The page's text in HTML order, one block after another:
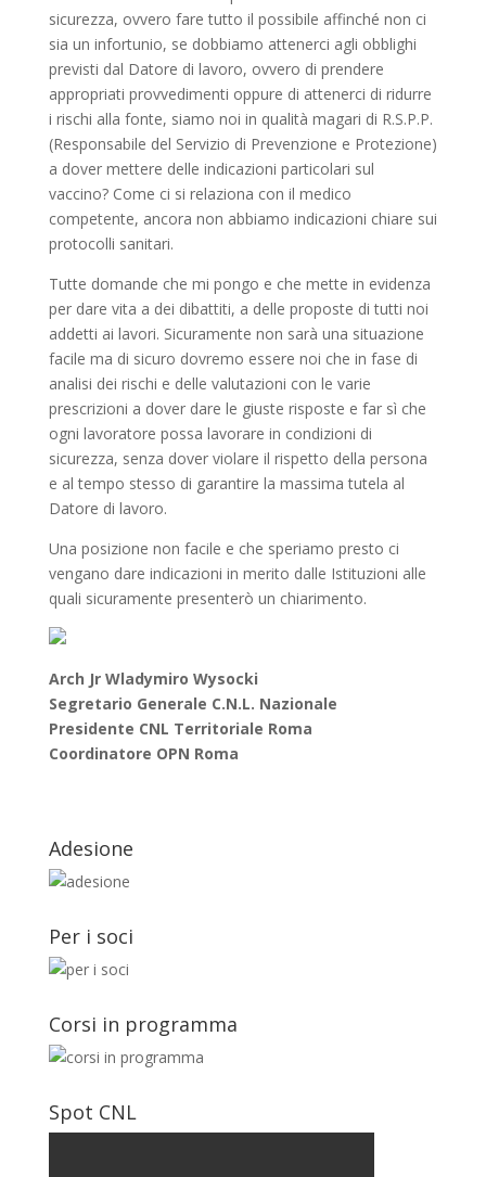
sicurezza, ovvero fare tutto il possibile affinché non ci
sia un infortunio, se dobbiamo attenerci agli obblighi
previsti dal Datore di lavoro, ovvero di prendere
appropriati provvedimenti oppure di attenerci di ridurre
i rischi alla fonte, siamo noi in qualità magari di R.S.P.P.
(Responsabile del Servizio di Prevenzione e Protezione)
a dover mettere delle indicazioni particolari sul
vaccino? Come ci si relaziona con il medico
competente, ancora non abbiamo indicazioni chiare sui
protocolli sanitari.
Tutte domande che mi pongo e che mette in evidenza
per dare vita a dei dibattiti, a delle proposte di tutti noi
addetti ai lavori. Sicuramente non sarà una situazione
facile ma di sicuro dovremo essere noi che in fase di
analisi dei rischi e delle valutazioni con le varie
prescrizioni a dover dare le giuste risposte e far sì che
ogni lavoratore possa lavorare in condizioni di
sicurezza, senza dover violare il rispetto della persona
e al tempo stesso di garantire la massima tutela al
Datore di lavoro.
Una posizione non facile e che speriamo presto ci
vengano dare indicazioni in merito dalle Istituzioni alle
quali sicuramente presenterò un chiarimento.
Arch Jr Wladymiro Wysocki
Segretario Generale C.N.L. Nazionale
Presidente CNL Territoriale Roma
Coordinatore OPN Roma
Adesione
Per i soci
Corsi in programma
Spot CNL